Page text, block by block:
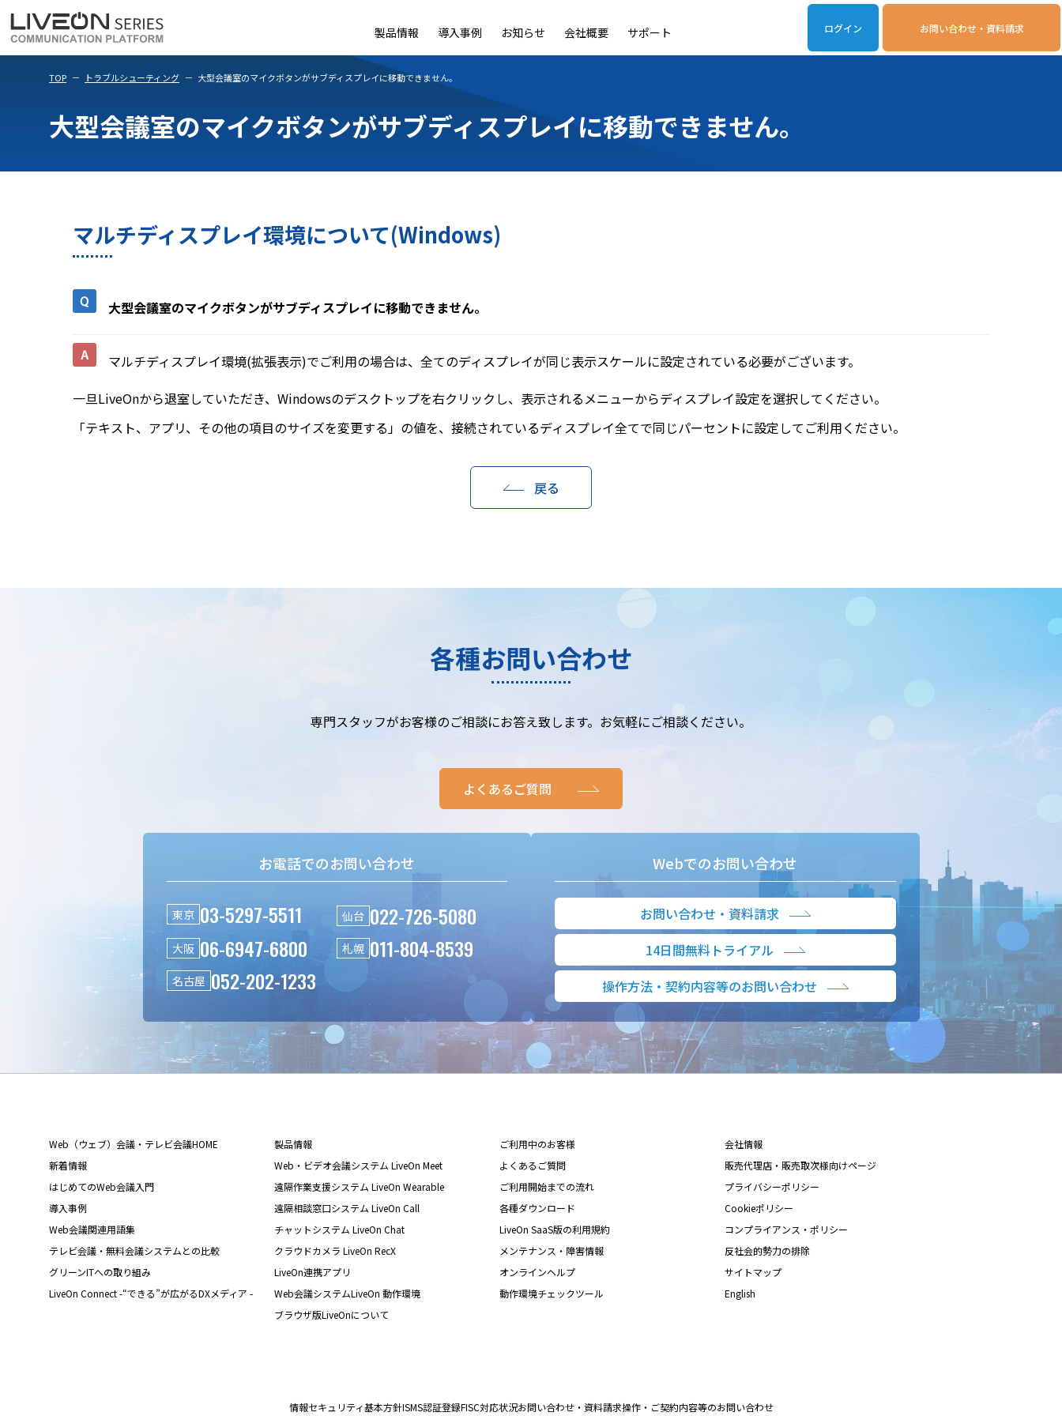
ログイン お問い合わせ・資料請求
製品情報
LiveOn Meet LiveOn Wearable LiveOn NanoLiveOn Call
導入事例 お知らせ 会社概要 サポート
TOP トラブルシューティング 大型会議室のマイクボタンがサブディスプレイに移動できません。
大型会議室のマイクボタンがサブディスプレイに移動できません。
マルチディスプレイ環境について(Windows)
大型会議室のマイクボタンがサブディスプレイに移動できません。
マルチディスプレイ環境(拡張表示)でご利用の場合は、全てのディスプレイが同じ表示スケールに設定されている必要がございます。
一旦LiveOnから退室していただき、Windowsのデスクトップを右クリックし、表示されるメニューからディスプレイ設定を選択してください。
「テキスト、アプリ、その他の項目のサイズを変更する」の値を、接続されているディスプレイ全てで同じパーセントに設定してご利用ください。
戻る
各種お問い合わせ
専門スタッフがお客様のご相談にお答え致します。お気軽にご相談ください。
よくあるご質問
お電話でのお問い合わせ
東京 03-5297-5511 仙台 022-726-5080
大阪 06-6947-6800 札幌 011-804-8539
名古屋 052-202-1233
Webでのお問い合わせ
お問い合わせ・資料請求
14日間無料トライアル
操作方法・契約内容等のお問い合わせ
Web（ウェブ）会議・テレビ会議HOME
新着情報
はじめてのWeb会議入門
導入事例
Web会議関連用語集
テレビ会議・無料会議システムとの比較
グリーンITへの取り組み
LiveOn Connect -“できる”が広がるDXメディア -
製品情報
Web・ビデオ会議システム LiveOn Meet
遠隔作業支援システム LiveOn Wearable
遠隔相談窓口システム LiveOn Call
チャットシステム LiveOn Chat
クラウドカメラ LiveOn RecX
LiveOn連携アプリ
Web会議システムLiveOn 動作環境
ブラウザ版LiveOnについて
ご利用中のお客様
よくあるご質問
ご利用開始までの流れ
各種ダウンロード
LiveOn SaaS版の利用規約
メンテナンス・障害情報
オンラインヘルプ
動作環境チェックツール
会社情報
販売代理店・販売取次様向けページ
プライバシーポリシー
Cookieポリシー
コンプライアンス・ポリシー
反社会的勢力の排除
サイトマップ
English
情報セキュリティ基本方針ISMS認証登録FISC対応状況お問い合わせ・資料請求操作・ご契約内容等のお問い合わせ